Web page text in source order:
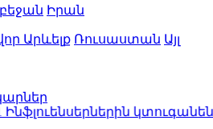
Իրան
Արևելք Ռուսաստան Այլ
կտուգանեն